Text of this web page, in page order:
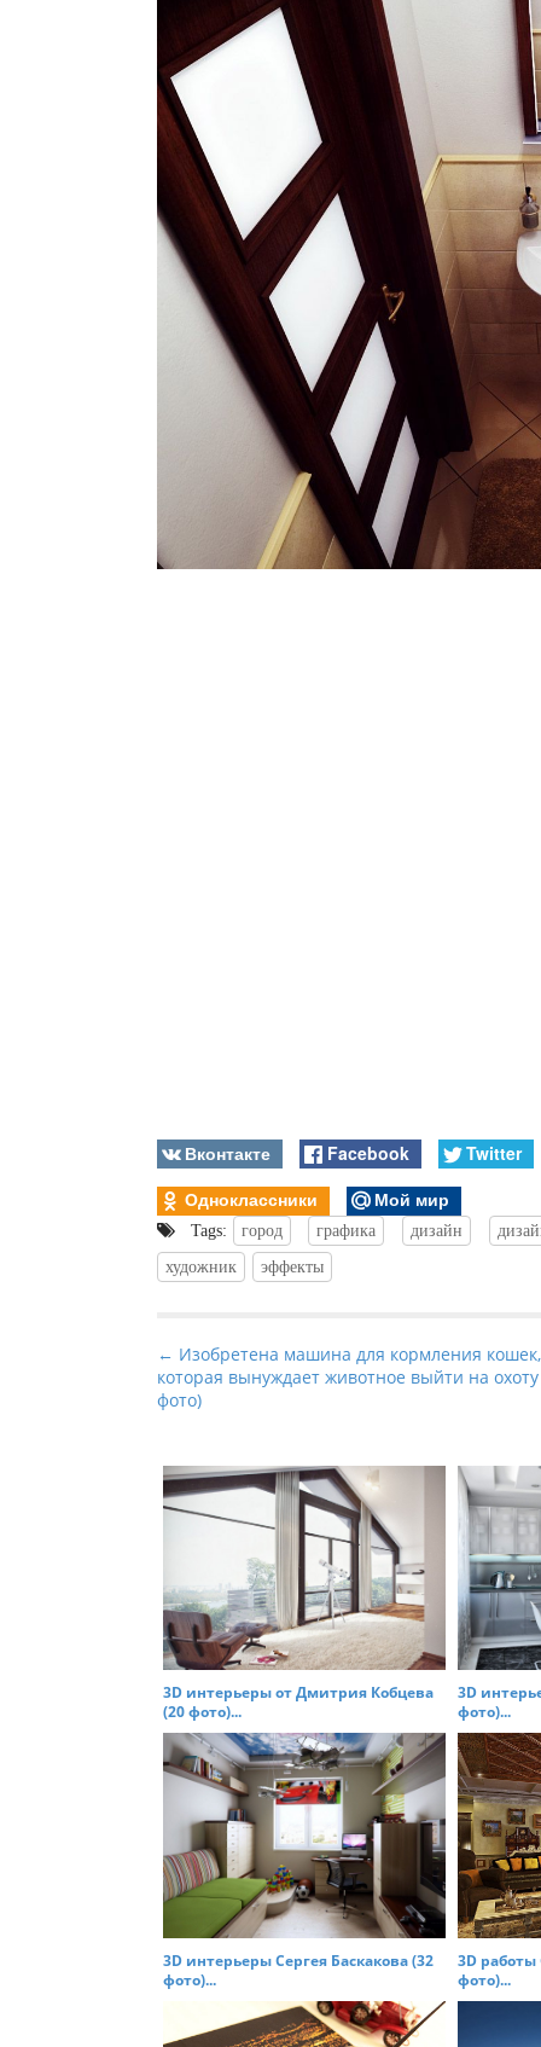
Вконтакте Facebook
Twitter
Одноклассники
Мой мир
Tags: город графика дизайн
художник
эффекты
P
o
s
n
a
g
a
t
o
n
← Изобретена машина для кормления кошек,
которая вынуждает животное выйти на
фото)
3D интерьеры от Дмитрия Кобцева
(20 фото)...
3D
фото)...
3D интерьеры Сергея Баскакова (32
фото)...
3D
фото)...